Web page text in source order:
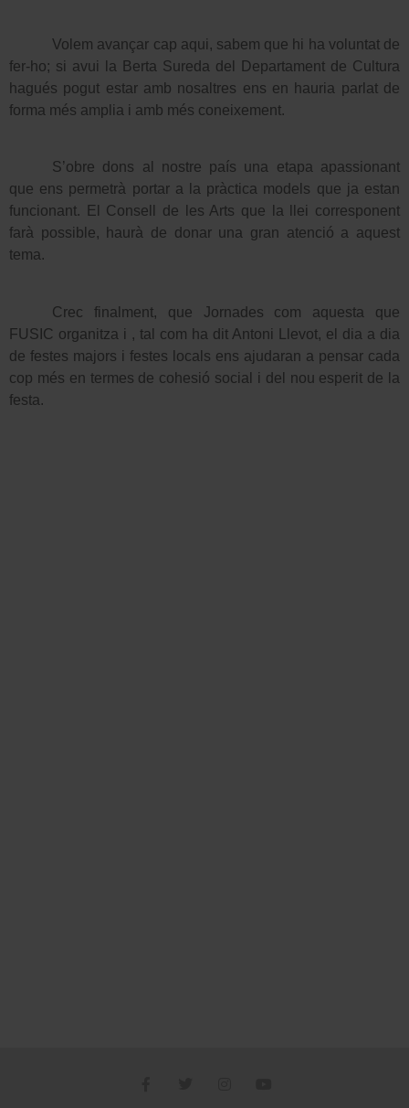
Volem avançar cap aqui, sabem que hi ha voluntat de
fer-ho; si avui la Berta Sureda del Departament de Cultura
hagués pogut estar amb nosaltres ens en hauria parlat de
forma més amplia i amb més coneixement.
S’obre dons al nostre país una etapa apassionant
que ens permetrà portar a la pràctica models que ja estan
funcionant. El Consell de les Arts que la llei corresponent
farà possible, haurà de donar una gran atenció a aquest
tema.
Crec finalment, que Jornades com aquesta que
FUSIC organitza i , tal com ha dit Antoni Llevot, el dia a dia
de festes majors i festes locals ens ajudaran a pensar cada
cop més en termes de cohesió social i del nou esperit de la
festa.